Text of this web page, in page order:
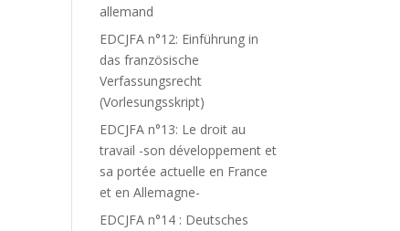
allemand
EDCJFA n°12: Einführung in
das französische
Verfassungsrecht
(Vorlesungsskript)
EDCJFA n°13: Le droit au
travail -son développement et
sa portée actuelle en France
et en Allemagne-
EDCJFA n°14 : Deutsches